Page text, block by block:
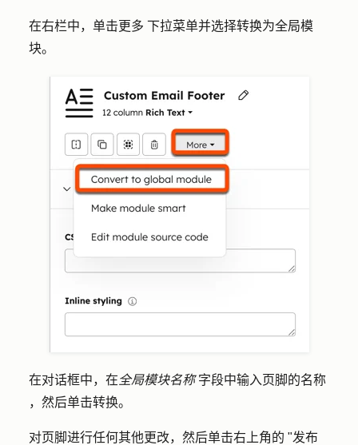
在右栏中，单击更多 下拉菜单并选择转换为全局模
块。
在对话框中，在全局模块名称字段中输入页脚的名称
，然后单击转换。
对页脚进行任何其他更改，然后单击右上角的 "发布